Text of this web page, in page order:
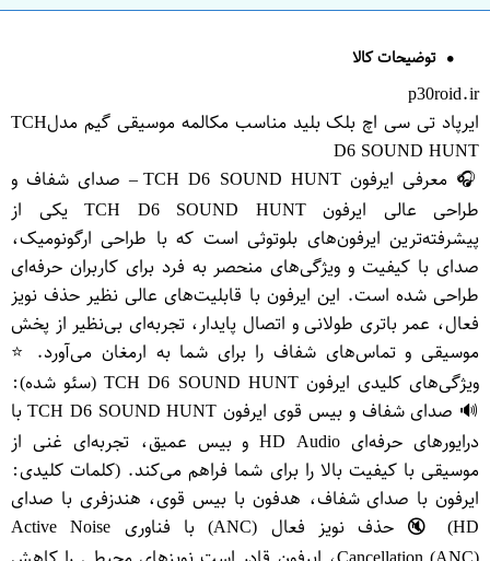
توضیحات کالا
p30roid.ir
ایرپاد تی سی اچ بلک بلید مناسب مکالمه موسیقی گیم مدلTCH
D6 SOUND HUNT
🎧 معرفی ایرفون TCH D6 SOUND HUNT – صدای شفاف و
طراحی عالی ایرفون TCH D6 SOUND HUNT یکی از
پیشرفته‌ترین ایرفون‌های بلوتوثی است که با طراحی ارگونومیک،
صدای با کیفیت و ویژگی‌های منحصر به فرد برای کاربران حرفه‌ای
طراحی شده است. این ایرفون با قابلیت‌های عالی نظیر حذف نویز
فعال، عمر باتری طولانی و اتصال پایدار، تجربه‌ای بی‌نظیر از پخش
موسیقی و تماس‌های شفاف را برای شما به ارمغان می‌آورد. ⭐
ویژگی‌های کلیدی ایرفون TCH D6 SOUND HUNT (سئو شده):
🔊 صدای شفاف و بیس قوی ایرفون TCH D6 SOUND HUNT با
درایورهای حرفه‌ای HD Audio و بیس عمیق، تجربه‌ای غنی از
موسیقی با کیفیت بالا را برای شما فراهم می‌کند. (کلمات کلیدی:
ایرفون با صدای شفاف، هدفون با بیس قوی، هندزفری با صدای
HD) 🔇 حذف نویز فعال (ANC) با فناوری Active Noise